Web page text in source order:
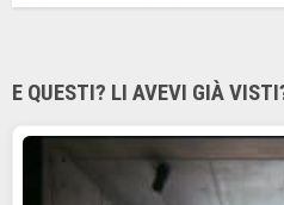
E QUESTI? LI AVEVI GIÀ